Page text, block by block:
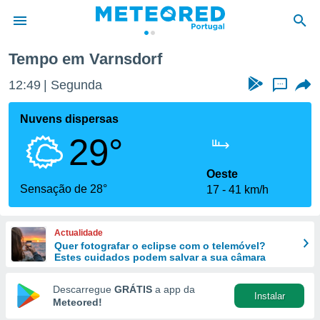
da
foi
fornecidas
a este
das
e
forma
digital
Tempo em Varnsdorf
12:49 Segunda ...
Nuvens dispersas
29°
Sensação de 28°
Oeste
17
41 km/h
Actualidade
Quer fotografar o eclipse com o telemóvel?
Estes cuidados podem salvar a sua câmara
Descarregue GRÁTIS a app da
Meteored!
Instalar